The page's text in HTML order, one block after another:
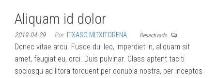
Aliquam id dolor
2019-04-29 Por ITXASO MITXITORENA Desactivado
Donec vitae arcu. Fusce dui leo, imperdiet in, aliquam sit
amet, feugiat eu, orci. Duis pulvinar. Class aptent taciti
sociosqu ad litora torquent per conubia nostra, per inceptos